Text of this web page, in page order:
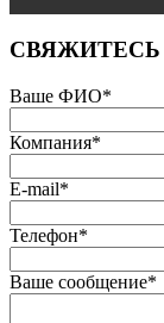
Ваше ФИО*
Компания*
E-mail*
Телефон*
Ваше сообщение*